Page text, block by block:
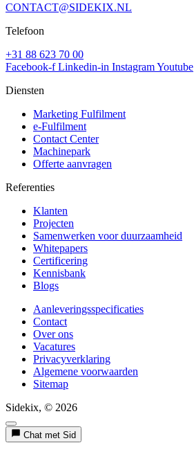
CONTACT@SIDEKIX.NL
Telefoon
+31 88 623 70 00
Facebook-f Linkedin-in InstagramYoutube
Diensten
Marketing Fulfilment
e-Fulfilment
Contact Center
Machinepark
Offerte aanvragen
Referenties
Klanten
Projecten
Samenwerken voor duurzaamheid
Whitepapers
Certificering
Kennisbank
Blogs
Aanleveringsspecificaties
Contact
Over ons
Vacatures
Privacyverklaring
Algemene voorwaarden
Sitemap
Sidekix, © 2026
Chat met Sid